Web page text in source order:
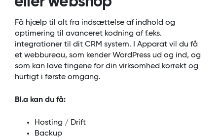
Få hjælp til alt fra indsættelse af indhold og
optimering til avanceret kodning af f.eks.
integrationer til dit CRM system. I Apparat vil du få
et webbureau, som kender WordPress ud og ind, og
som kan lave tingene for din virksomhed korrekt og
hurtigt i første omgang.
Bl.a kan du få:
Hosting / Drift
Backup